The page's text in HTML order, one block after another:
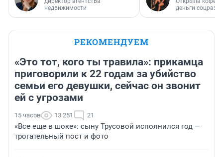
недвижимости
деньги
РЕКОМЕНДУЕМ
«Это тот, кого ты травила»: прикамца
приговорили к 22 годам за убийство
семьи его девушки, сейчас он звонит
ей с угрозами
15 часов 13 251 21
«Все еще в шоке»: сыну Трусовой исполнился год —
трогательный пост и фото